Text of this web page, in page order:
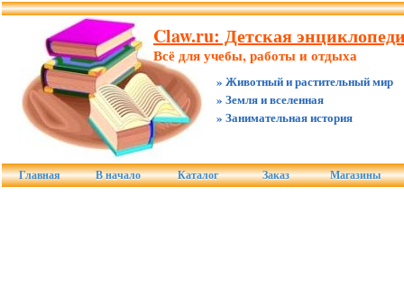
Claw.ru: Детская
Всё для учебы, работы и отдыха
» Животный и растительный мир
» Земля и вселенная
» Занимательная история
Главная В начало Каталог Заказ Магазины